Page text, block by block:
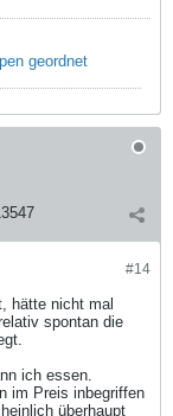
geordnet
#14
hätte nicht mal
spontan die
ich essen.
im Preis inbegriffen
überhaupt